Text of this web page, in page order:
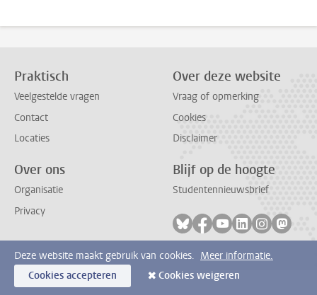
Praktisch
Veelgestelde vragen
Contact
Locaties
Over deze website
Vraag of opmerking
Cookies
Disclaimer
Over ons
Organisatie
Privacy
Blijf op de hoogte
Studentennieuwsbrief
Volg ons op bluesky
Volg ons op facebook
Volg ons op
Volg ons op
Volg ons
Volg
Deze website maakt gebruik van cookies. Meer informatie.
Cookies accepteren
Cookies weigeren